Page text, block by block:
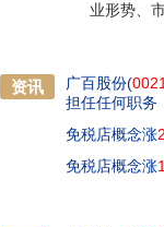
业形势、
资讯 广百股份(
担任任何职务
免税店概念涨2
免税店概念涨1